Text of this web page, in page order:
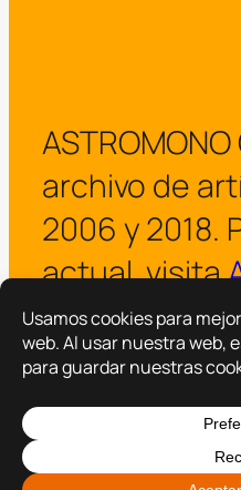
archivo de
2006 y 2018.
actual, visita
¡Visitar ASTROMONO
Copyright © 2025 –